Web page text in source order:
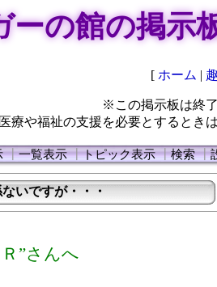
ーの館の掲示
[ ホーム |
※この掲示板は終
療や福祉の支援を必要とするとき
┃一覧表示┃トピック表示┃検索┃
ないですが・・・
”さんへ